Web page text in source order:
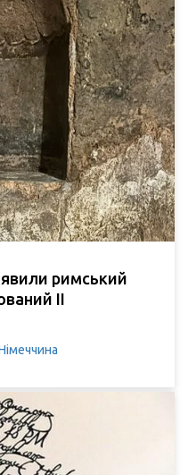
римський
II